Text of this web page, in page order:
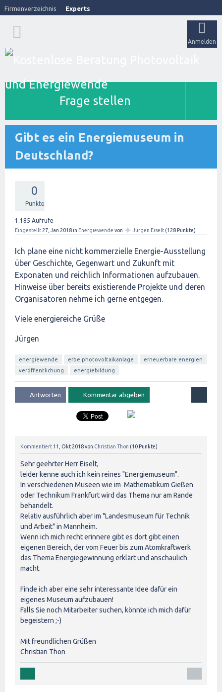
Firmenverzeichnis Experts
Anmelden
Frage stellen
Gibt es ein Energiemuseum in
Deutschland?
0
Punkte
1.185 Aufrufe
Eingestellt 27, Jan 2018in Energiewende von ✦ Jürgen Eiselt (128 Punkte)
Ich plane eine nicht kommerzielle Energie-Ausstellung
über Geschichte, Gegenwart und Zukunft mit
Exponaten und reichlich Informationen aufzubauen.
Hinweise über bereits existierende Projekte und deren
Organisatoren nehme ich gerne entgegen.
Viele energiereiche Grüße
Jürgen
energiewende erbe photovoltaikanlage
erneuerbare energien
veröffentlichung
energiebildung
Kommentiert 11, Okt 2018von Christian Thon (10 Punkte)
Sehr geehrter Herr Eiselt,
leider kenne auch ich kein reines "Energiemuseum".
In verschiedenen Museen wie im Mathematikum Gießen
oder Technikum Frankfurt wird das Thema nur am Rande
behandelt.
Relativ ausführlich aber im "Landesmuseum für Technik
und Arbeit" in Mannheim.
Wenn ich mich recht erinnere gibt es dort gibt einen
eigenen Bereich, der vom Feuer bis zum Atomkraftwerk
das Thema Energiegewinnung erklärt und anschaulich
macht.
Finde ich aber eine sehr interessante Idee dafür ein
eigenes Museum aufzubauen!
Falls Sie noch Mitarbeiter suchen, könnte ich mich dafür
begeistern ;-)
Mit freundlichen Grüßen
Christian Thon